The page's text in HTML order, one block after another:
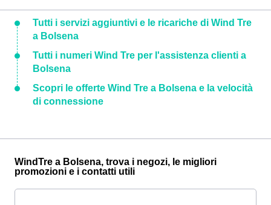
Tutti i servizi aggiuntivi e le ricariche di Wind Tre
a Bolsena
Tutti i numeri Wind Tre per l'assistenza clienti a
Bolsena
Scopri le offerte Wind Tre a Bolsena e la velocità
di connessione
WindTre a Bolsena, trova i negozi, le migliori
promozioni e i contatti utili